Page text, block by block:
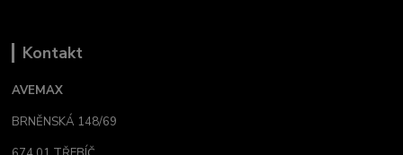
Kontakt
AVEMAX
BRNĚNSKÁ 148/69